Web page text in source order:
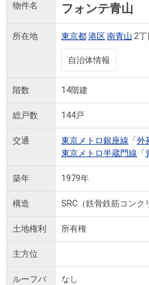
物件名 フォンテ青山
所在地 東京都港区南青山 2
自治体情報
階数 14階建
総戸数 144戸
交通 東京メトロ銀座線 「外
東京メトロ半蔵門線 「
築年 1979年
構造 SRC（鉄骨鉄筋コンク
土地権利 所有権
主方位
ルーフバ
なし